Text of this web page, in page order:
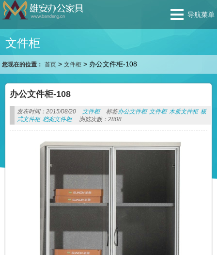
导航菜单
文件柜
您现在的位置： 首页 >文件柜 > 办公文件柜-108
办公文件柜-108
发布时间：2015/08/20 文件柜 标签办公文件柜 文件柜 木质文件柜 板
式文件柜 档案文件柜 浏览次数：2808